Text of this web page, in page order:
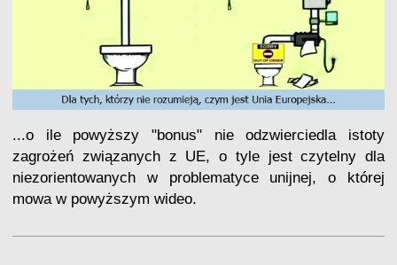
...o ile powyższy "bonus" nie odzwierciedla istoty
zagrożeń związanych z UE, o tyle jest czytelny dla
niezorientowanych w problematyce unijnej, o której
mowa w powyższym wideo.